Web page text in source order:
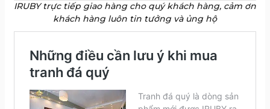
IRUBY trực tiếp giao hàng cho quý khách hàng, cảm ơn
khách hàng luôn tin tưởng và ủng hộ